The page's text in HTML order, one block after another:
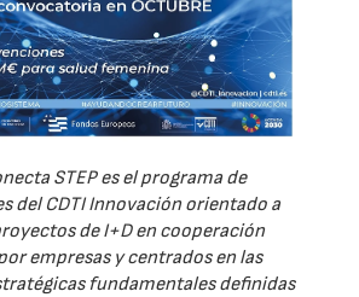
STEP es el programa de
del CDTI Innovación orientado a
de I+D en cooperación
empresas y centrados en las
fundamentales definidas